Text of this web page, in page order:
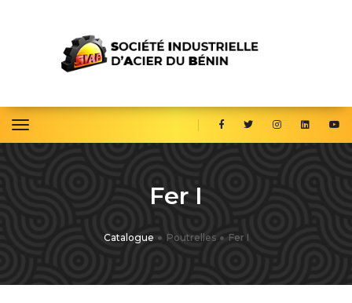
toggle navigation
Fer I
Catalogue Poutrelles Fer I